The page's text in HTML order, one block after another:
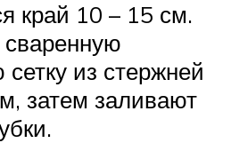
край 10 – 15 см.
из стержней
затем заливают